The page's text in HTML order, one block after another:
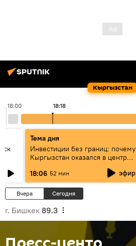
Кыргызстан
18:00 18:18
Тема дня
Инвестиции без границ: почему
Кыргызстан оказался в центре
18:06 52 мин эфир
Вчера Сегодня
г. Бишкек 89.3